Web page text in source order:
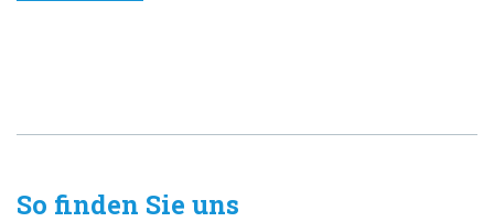
So finden Sie uns